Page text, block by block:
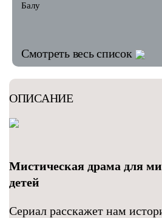
Балу
Смотреть весь список
ОПИСАНИЕ
Мистическая драма для
детей
Сериал расскажет нам